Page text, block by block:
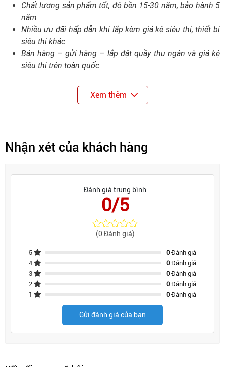
Chất lượng sản phẩm tốt, độ bền 15-30 năm, bảo hành 5
năm
Nhiều ưu đãi hấp dẫn khi lắp kèm giá kệ siêu thị, thiết bị
siêu thị khác
Bán hàng – gửi hàng – lắp đặt quầy thu ngân và giá kệ
siêu thị trên toàn quốc
Xem thêm
Nhận xét của khách hàng
Đánh giá trung bình
0/5
(0 Đánh giá)
5 0Đánh giá
4
0Đánh giá
3
0Đánh giá
2
0Đánh giá
1
0Đánh giá
Gửi đánh giá của bạn